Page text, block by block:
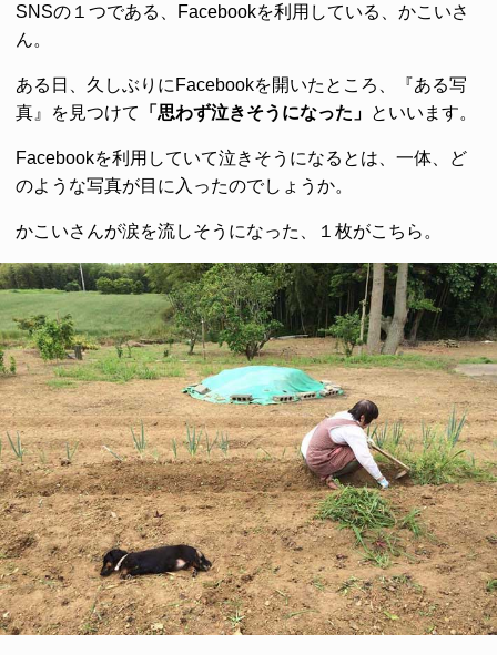
SNSの１つである、Facebookを利用している、かこいさ
ん。
ある日、久しぶりにFacebookを開いたところ、『ある写
真』を見つけて
「思わず泣きそうになった」 といいます。
Facebookを利用していて泣きそうになるとは、一体、ど
のような写真が目に入ったのでしょうか。
かこいさんが涙を流しそうになった、１枚がこちら。